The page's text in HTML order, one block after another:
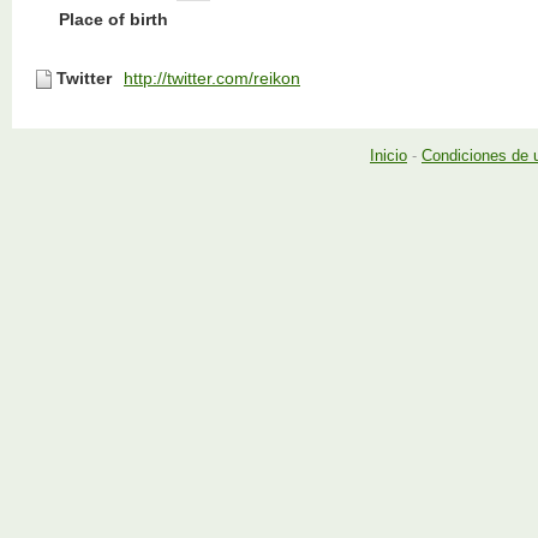
Place of birth
Twitter http://twitter.com/reikon
Inicio - Condiciones de